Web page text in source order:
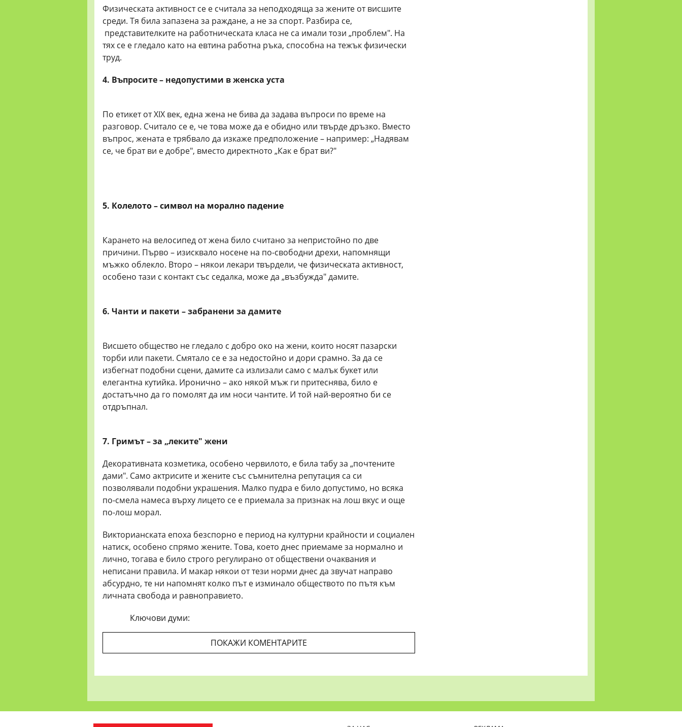
Физическата активност се е считала за неподходяща за жените от висшите
среди. Тя била запазена за раждане, а не за спорт. Разбира се,
представителките на работническата класа не са имали този „проблем". На
тях се е гледало като на евтина работна ръка, способна на тежък физически
труд.
4. Въпросите – недопустими в женска уста
По етикет от XIX век, една жена не бива да задава въпроси по време на
разговор. Считало се е, че това може да е обидно или твърде дръзко. Вместо
въпрос, жената е трябвало да изкаже предположение – например: „Надявам
се, че брат ви е добре", вместо директното „Как е брат ви?"
5. Колелото – символ на морално падение
Карането на велосипед от жена било считано за непристойно по две
причини. Първо – изисквало носене на по-свободни дрехи, напомнящи
мъжко облекло. Второ – някои лекари твърдели, че физическата активност,
особено тази с контакт със седалка, може да „възбужда" дамите.
6. Чанти и пакети – забранени за дамите
Висшето общество не гледало с добро око на жени, които носят пазарски
торби или пакети. Смятало се е за недостойно и дори срамно. За да се
избегнат подобни сцени, дамите са излизали само с малък букет или
елегантна кутийка. Иронично – ако някой мъж ги притеснява, било е
достатъчно да го помолят да им носи чантите. И той най-вероятно би се
отдръпнал.
7. Гримът – за „леките" жени
Декоративната козметика, особено червилото, е била табу за „почтените
дами". Само актрисите и жените със съмнителна репутация са си
позволявали подобни украшения. Малко пудра е било допустимо, но всяка
по-смела намеса върху лицето се е приемала за признак на лош вкус и още
по-лош морал.
Викторианската епоха безспорно е период на културни крайности и социален
натиск, особено спрямо жените. Това, което днес приемаме за нормално и
лично, тогава е било строго регулирано от обществени очаквания и
неписани правила. И макар някои от тези норми днес да звучат направо
абсурдно, те ни напомнят колко път е изминало обществото по пътя към
личната свобода и равноправието.
Ключови думи:
ПОКАЖИ КОМЕНТАРИТЕ